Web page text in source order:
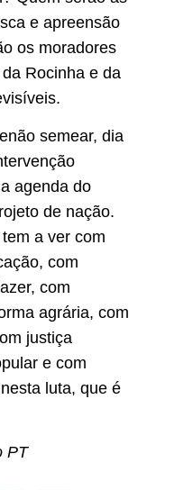
e apreensão
os moradores
Rocinha e da
semear, dia
agenda do
de nação.
a ver com
com
com
agrária, com
justiça
e com
luta, que é
PT